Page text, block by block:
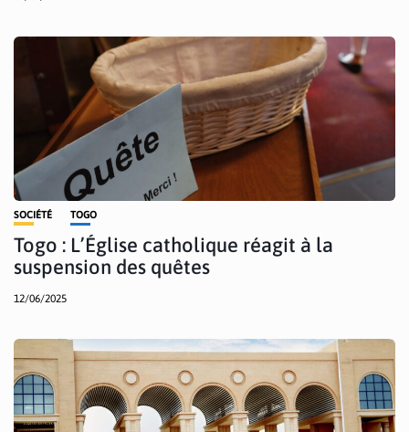
SOCIÉTÉ TOGO
Togo : L’Église catholique réagit à la
suspension des quêtes
12/06/2025